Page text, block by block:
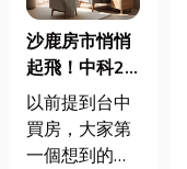
沙鹿房市悄悄
起飛！中科2
期＋台積電效
應發酵，現在
很多人開始看
以前提到台中
買房，大家第
一個想到的大